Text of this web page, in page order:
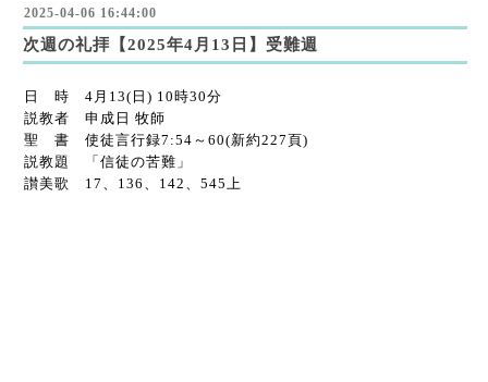
2025-04-06 16:44:00
次週の礼拝【2025年4月13日】受難週
日 時 4月13(日) 10時30分
説教者 申成日 牧師
聖 書 使徒言行録7:54～60(新約227頁)
説教題 「信徒の苦難」
讃美歌 17、136、142、545上